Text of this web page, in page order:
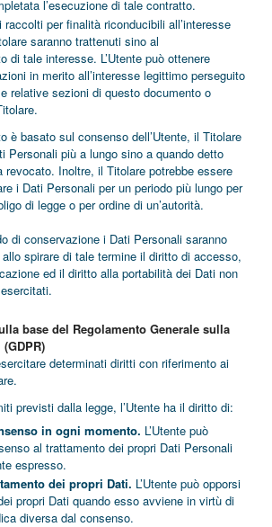
l’esecuzione di tale contratto.
raccolti per finalità riconducibili all’interesse
saranno trattenuti sino al
di tale interesse. L’Utente può ottenere
in merito all’interesse legittimo perseguito
relative sezioni di questo documento o
è basato sul consenso dell’Utente, il Titolare
Personali più a lungo sino a quando detto
revocato. Inoltre, il Titolare potrebbe essere
i Dati Personali per un periodo più lungo per
di legge o per ordine di un’autorità.
di conservazione i Dati Personali saranno
spirare di tale termine il diritto di accesso,
ed il diritto alla portabilità dei Dati non
base del Regolamento Generale sulla
determinati diritti con riferimento ai
previsti dalla legge, l’Utente ha il diritto di:
in ogni momento. L’Utente può
al trattamento dei propri Dati Personali
espresso.
dei propri Dati. L’Utente può opporsi
propri Dati quando esso avviene in virtù di
diversa dal consenso.